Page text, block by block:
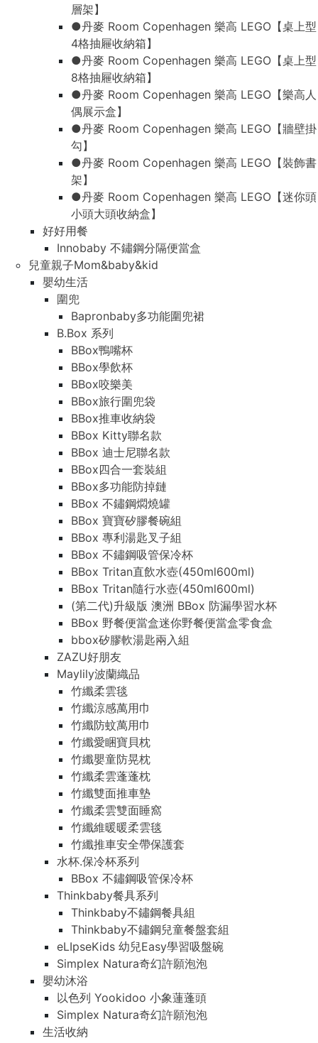
層架】
●丹麥 Room Copenhagen 樂高 LEGO【桌上型
4格抽屜收納箱】
●丹麥 Room Copenhagen 樂高 LEGO【桌上型
8格抽屜收納箱】
●丹麥 Room Copenhagen 樂高 LEGO【樂高人
偶展示盒】
●丹麥 Room Copenhagen 樂高 LEGO【牆壁掛
勾】
●丹麥 Room Copenhagen 樂高 LEGO【裝飾書
架】
●丹麥 Room Copenhagen 樂高 LEGO【迷你頭
小頭大頭收納盒】
好好用餐
Innobaby 不鏽鋼分隔便當盒
兒童親子Mom&baby&kid
嬰幼生活
圍兜
Bapronbaby多功能圍兜裙
B.Box 系列
BBox鴨嘴杯
BBox學飲杯
BBox咬樂美
BBox旅行圍兜袋
BBox推車收納袋
BBox Kitty聯名款
BBox 迪士尼聯名款
BBox四合一套裝組
BBox多功能防掉鏈
BBox 不鏽鋼燜燒罐
BBox 寶寶矽膠餐碗組
BBox 專利湯匙叉子組
BBox 不鏽鋼吸管保冷杯
BBox Tritan直飲水壺(450ml600ml)
BBox Tritan隨行水壺(450ml600ml)
(第二代)升級版 澳洲 BBox 防漏學習水杯
BBox 野餐便當盒迷你野餐便當盒零食盒
bbox矽膠軟湯匙兩入組
ZAZU好朋友
Maylily波蘭織品
竹纖柔雲毯
竹纖涼感萬用巾
竹纖防蚊萬用巾
竹纖愛睏寶貝枕
竹纖嬰童防晃枕
竹纖柔雲蓬蓬枕
竹纖雙面推車墊
竹纖柔雲雙面睡窩
竹纖維暖暖柔雲毯
竹纖推車安全帶保護套
水杯.保冷杯系列
BBox 不鏽鋼吸管保冷杯
Thinkbaby餐具系列
Thinkbaby不鏽鋼餐具組
Thinkbaby不鏽鋼兒童餐盤套組
eLIpseKids 幼兒Easy學習吸盤碗
Simplex Natura奇幻許願泡泡
嬰幼沐浴
以色列 Yookidoo 小象蓮蓬頭
Simplex Natura奇幻許願泡泡
生活收納